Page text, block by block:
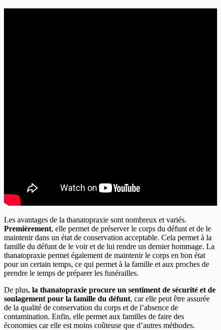
Les avantages de la thanatopraxie sont nombreux et variés.
Premièrement, elle permet de préserver le corps du défunt et de le
maintenir dans un état de conservation acceptable. Cela permet à la
famille du défunt de le voir et de lui rendre un dernier hommage. La
thanatopraxie permet également de maintenir le corps en bon état
pour un certain temps, ce qui permet à la famille et aux proches de
prendre le temps de préparer les funérailles.
De plus, la thanatopraxie procure un sentiment de sécurité et de
soulagement pour la famille du défunt, car elle peut être assurée
de la qualité de conservation du corps et de l’absence de
contamination. Enfin, elle permet aux familles de faire des
économies car elle est moins coûteuse que d’autres méthodes.